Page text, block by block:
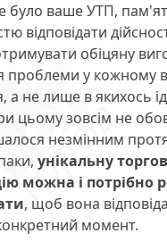
було ваше УТП,
відповідати
обіцяну
проблеми у кожному
а не лише в якихось
цьому зовсім не
незмінним
унікальну
можна і потрібно
, щоб вона
момент.